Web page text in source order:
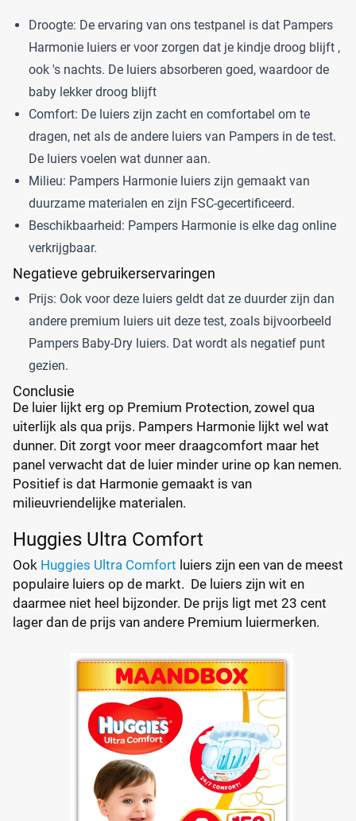
Droogte: De ervaring van ons testpanel is dat Pampers
Harmonie luiers er voor zorgen dat je kindje droog blijft ,
ook 's nachts. De luiers absorberen goed, waardoor de
baby lekker droog blijft
Comfort: De luiers zijn zacht en comfortabel om te
dragen, net als de andere luiers van Pampers in de test.
De luiers voelen wat dunner aan.
Milieu: Pampers Harmonie luiers zijn gemaakt van
duurzame materialen en zijn FSC-gecertificeerd.
Beschikbaarheid: Pampers Harmonie is elke dag online
verkrijgbaar.
Negatieve gebruikerservaringen
Prijs: Ook voor deze luiers geldt dat ze duurder zijn dan
andere premium luiers uit deze test, zoals bijvoorbeeld
Pampers Baby-Dry luiers. Dat wordt als negatief punt
gezien.
Conclusie
De luier lijkt erg op Premium Protection, zowel qua
uiterlijk als qua prijs. Pampers Harmonie lijkt wel wat
dunner. Dit zorgt voor meer draagcomfort maar het
panel verwacht dat de luier minder urine op kan nemen.
Positief is dat Harmonie gemaakt is van
milieuvriendelijke materialen.
Huggies Ultra Comfort
Ook Huggies Ultra Comfort luiers zijn een van de meest
populaire luiers op de markt. De luiers zijn wit en
daarmee niet heel bijzonder. De prijs ligt met 23 cent
lager dan de prijs van andere Premium luiermerken.